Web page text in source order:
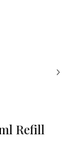
Refill